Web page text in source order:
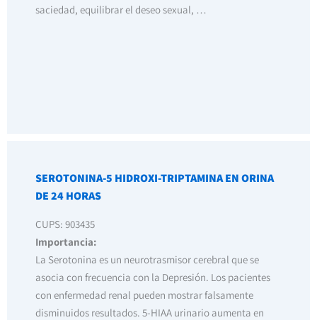
saciedad, equilibrar el deseo sexual, …
SEROTONINA-5 HIDROXI-TRIPTAMINA EN ORINA
DE 24 HORAS
CUPS: 903435
Importancia:
La Serotonina es un neurotrasmisor cerebral que se
asocia con frecuencia con la Depresión. Los pacientes
con enfermedad renal pueden mostrar falsamente
disminuidos resultados. 5-HIAA urinario aumenta en